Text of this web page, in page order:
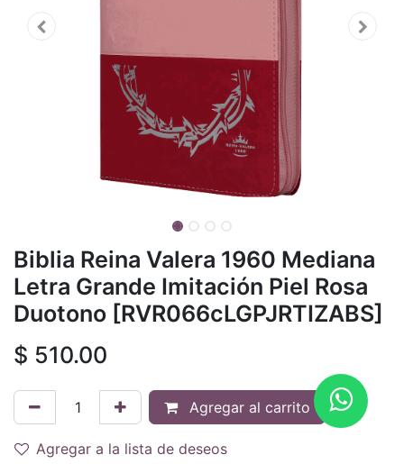
Biblia Reina Valera 1960 Mediana
Letra Grande Imitación Piel Rosa
Duotono [RVR066cLGPJRTIZABS]
$ 510.00
Agregar al carrito
Agregar a la lista de deseos